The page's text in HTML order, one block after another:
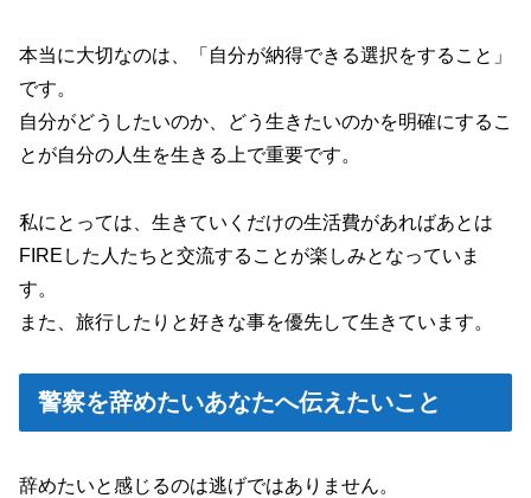
本当に大切なのは、「自分が納得できる選択をすること」
です。
自分がどうしたいのか、どう生きたいのかを明確にするこ
とが自分の人生を生きる上で重要です。
私にとっては、生きていくだけの生活費があればあとは
FIREした人たちと交流することが楽しみとなっていま
す。
また、旅行したりと好きな事を優先して生きています。
警察を辞めたいあなたへ伝えたいこと
辞めたいと感じるのは逃げではありません。